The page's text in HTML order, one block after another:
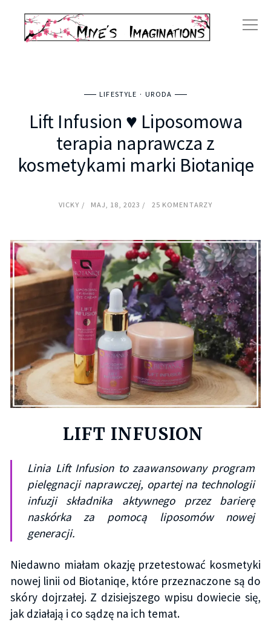
LIFESTYLE URODA
Lift Infusion ♥ Liposomowa
terapia naprawcza z
kosmetykami marki Biotaniqe
VICKY MAJ, 18, 2023 25 KOMENTARZY
LIFT INFUSION
Linia Lift Infusion to zaawansowany program
pielęgnacji naprawczej, opartej na technologii
infuzji składnika aktywnego przez barierę
naskórka za pomocą liposomów nowej
generacji.
Niedawno miałam okazję przetestować kosmetyki
nowej linii od Biotaniqe, które przeznaczone są do
skóry dojrzałej. Z dzisiejszego wpisu dowiecie się,
jak działają i co sądzę na ich temat.